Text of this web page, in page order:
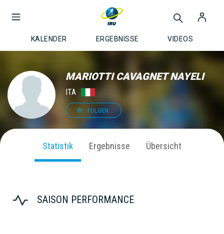
KALENDER ERGEBNISSE VIDEOS
MARIOTTI CAVAGNET NAYELI
ITA
FOLGEN
Statistik Ergebnisse Übersicht
SAISON PERFORMANCE